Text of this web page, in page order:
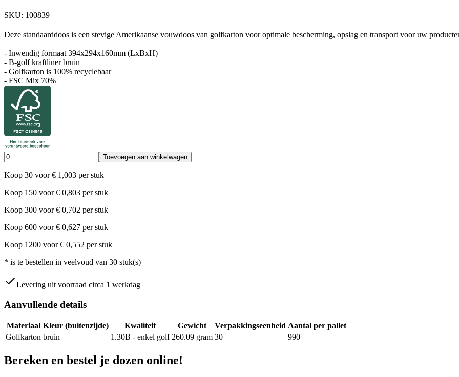
SKU: 100839
Deze standaarddoos is een stevige Amerikaanse vouwdoos van golfkarton voor optimale bescherming, opslag en transport voor uw
- Inwendig formaat 394x294x160mm (LxBxH)
- B-golf kraftliner bruin
- Golfkarton is 100% recyclebaar
- FSC Mix 70%
Toevoegen aan winkelwagen
Koop 30 voor € 1,003 per stuk
Koop 150 voor € 0,803 per stuk
Koop 300 voor € 0,702 per stuk
Koop 600 voor € 0,627 per stuk
Koop 1200 voor € 0,552 per stuk
* is te bestellen in veelvoud van 30 stuk(s)
Levering uit voorraad circa 1 werkdag
Aanvullende details
Materiaal Kleur (buitenzijde) Kwaliteit Gewicht Verpakkingseenheid Aantal per pallet
Golfkarton bruin 1.30B - enkel golf 260.09 gram 30 990
Bereken en bestel je dozen online!